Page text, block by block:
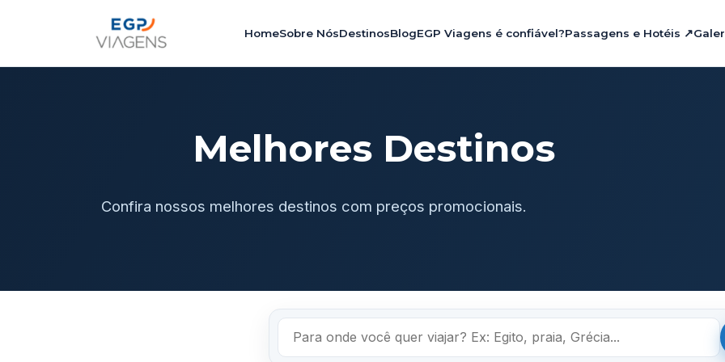
HomeSobre NósDestinosBlogEGP Viagens é confiável?Passagens e Hotéis ↗
Melhores Destinos
Confira nossos melhores destinos com preços promocionais.